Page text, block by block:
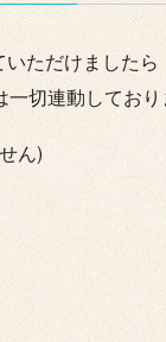
ただけましたら
切連動しており
ん)